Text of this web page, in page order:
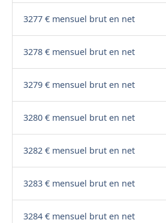
3277 € mensuel brut en net
3278 € mensuel brut en net
3279 € mensuel brut en net
3280 € mensuel brut en net
3282 € mensuel brut en net
3283 € mensuel brut en net
3284 € mensuel brut en net